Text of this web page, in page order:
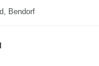
Bendorf